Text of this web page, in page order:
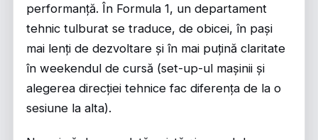
performanță. În Formula 1, un departament
tehnic tulburat se traduce, de obicei, în pași
mai lenți de dezvoltare și în mai puțină claritate
în weekendul de cursă (set-up-ul mașinii și
alegerea direcției tehnice fac diferența de la o
sesiune la alta).